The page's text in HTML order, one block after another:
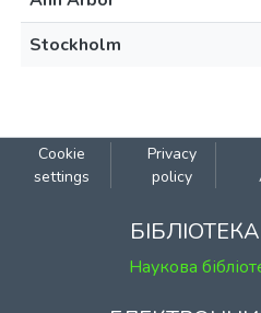
Stockholm
Cookie
settings
Privacy
policy
Наукова